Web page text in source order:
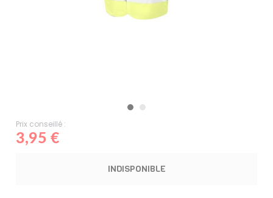
Prix conseillé :
3,95 €
INDISPONIBLE